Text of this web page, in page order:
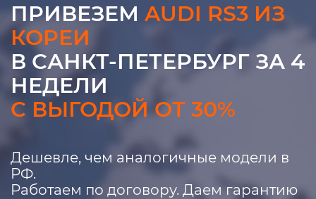
ПРИВЕЗЕМ AUDI RS3 ИЗ
КОРЕИ
В САНКТ-ПЕТЕРБУРГ ЗА 4
НЕДЕЛИ
С ВЫГОДОЙ ОТ 30%
Дешевле, чем аналогичные модели в
РФ.
Работаем по договору. Даем гарантию